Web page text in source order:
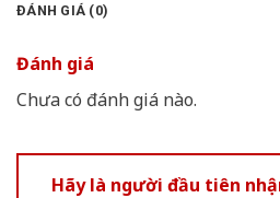
ĐÁNH GIÁ (0)
Đánh giá
Chưa có đánh giá nào.
Hãy là người đầu tiên